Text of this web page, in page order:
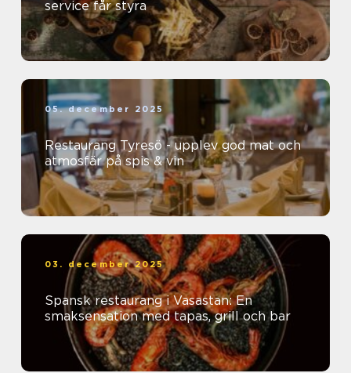
service får styra
05. december 2025
Restaurang Tyresö - upplev god mat och
atmosfär på spis & vin
03. december 2025
Spansk restaurang i Vasastan: En
smaksensation med tapas, grill och bar